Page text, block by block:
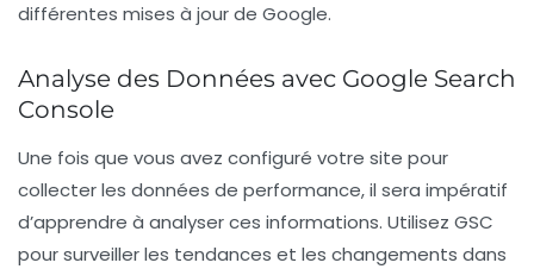
différentes mises à jour de Google.
Analyse des Données avec Google Search
Console
Une fois que vous avez configuré votre site pour
collecter les données de performance, il sera impératif
d’apprendre à analyser ces informations. Utilisez GSC
pour surveiller les tendances et les changements dans